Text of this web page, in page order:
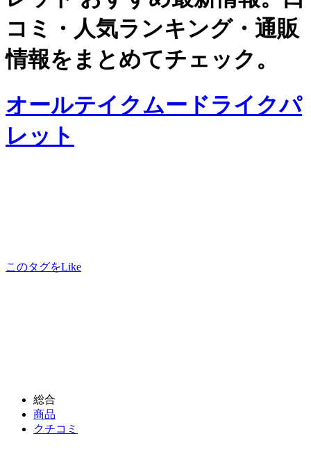
コミ・人気ランキング・通販
情報をまとめてチェック。
オールテイクムードライクパ
レット
このタグをLike
総合
商品
クチコミ